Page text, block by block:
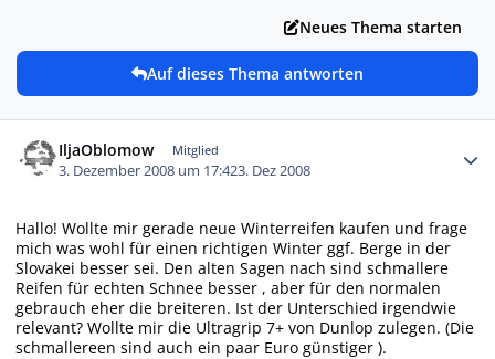
Neues Thema starten
Auf dieses Thema antworten
IljaOblomow Mitglied
3. Dezember 2008 um 17:423. Dez 2008
Hallo! Wollte mir gerade neue Winterreifen kaufen und frage
mich was wohl für einen richtigen Winter ggf. Berge in der
Slovakei besser sei. Den alten Sagen nach sind schmallere
Reifen für echten Schnee besser , aber für den normalen
gebrauch eher die breiteren. Ist der Unterschied irgendwie
relevant? Wollte mir die Ultragrip 7+ von Dunlop zulegen. (Die
schmallereen sind auch ein paar Euro günstiger ).